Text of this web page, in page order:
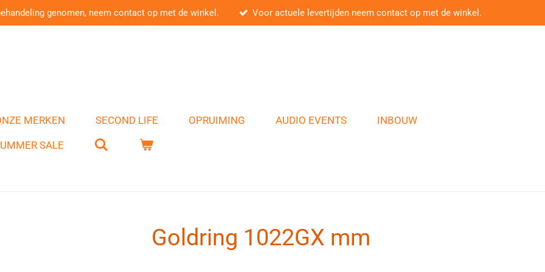
genomen, neem contact op met de winkel. Voor actuele levertijden neem contact op met de winkel.
MERKEN SECOND LIFE OPRUIMING AUDIO EVENTS INBOUW
SALE
Goldring 1022GX mm